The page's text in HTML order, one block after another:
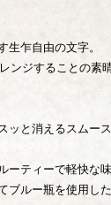
乍自由の文字。
ンジすることの素
と消えるスムー
ティーで軽快な
ルー瓶を使用し